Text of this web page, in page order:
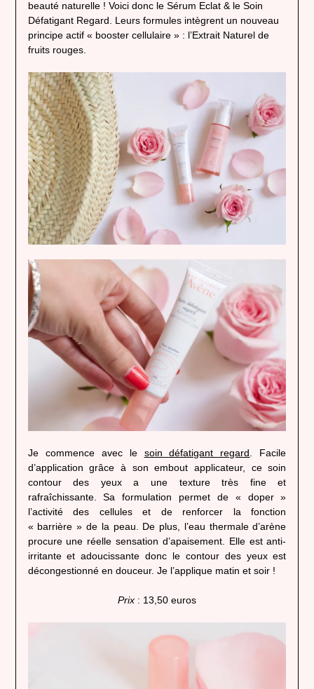
beauté naturelle ! Voici donc le Sérum Eclat & le Soin
Défatigant Regard. Leurs formules intègrent un nouveau
principe actif « booster cellulaire » : l’Extrait Naturel de
fruits rouges.
Je commence avec le soin défatigant regard. Facile
d’application grâce à son embout applicateur, ce soin
contour des yeux a une texture très fine et
rafraîchissante. Sa formulation permet de « doper »
l’activité des cellules et de renforcer la fonction
« barrière » de la peau. De plus, l’eau thermale d’arène
procure une réelle sensation d’apaisement. Elle est anti-
irritante et adoucissante donc le contour des yeux est
décongestionné en douceur. Je l’applique matin et soir !
Prix : 13,50 euros